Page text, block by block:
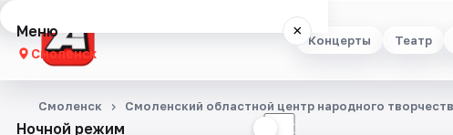
Концерты Театр
Меню ×
Смоленск
Концерты
Ночной режим ☾
Смоленск Смоленский областной центр народного